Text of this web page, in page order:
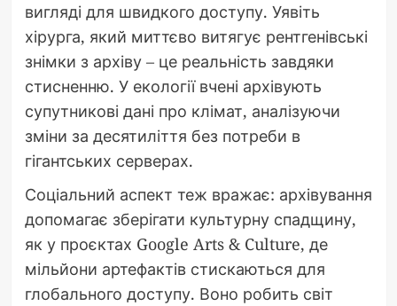
вигляді для швидкого доступу. Уявіть
хірурга, який миттєво витягує рентгенівські
знімки з архіву – це реальність завдяки
стисненню. У екології вчені архівують
супутникові дані про клімат, аналізуючи
зміни за десятиліття без потреби в
гігантських серверах.
Соціальний аспект теж вражає: архівування
допомагає зберігати культурну спадщину,
як у проєктах Google Arts & Culture, де
мільйони артефактів стискаються для
глобального доступу. Воно робить світ